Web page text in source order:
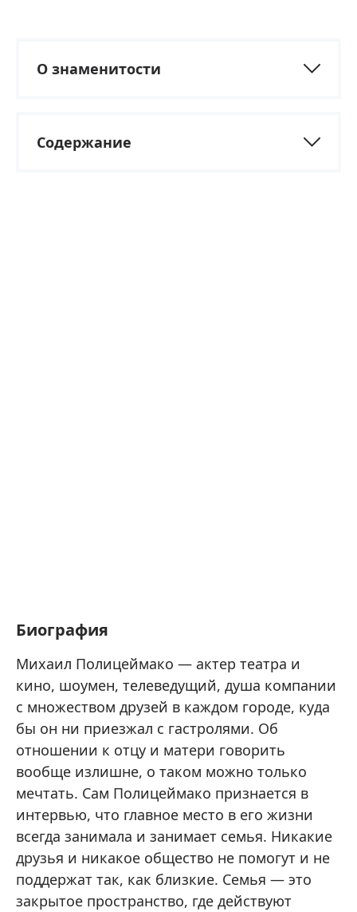
О знаменитости
Содержание
Биография
Михаил Полицеймако — актер театра и
кино, шоумен, телеведущий, душа компании
с множеством друзей в каждом городе, куда
бы он ни приезжал с гастролями. Об
отношении к отцу и матери говорить
вообще излишне, о таком можно только
мечтать. Сам Полицеймако признается в
интервью, что главное место в его жизни
всегда занимала и занимает семья. Никакие
друзья и никакое общество не помогут и не
поддержат так, как близкие. Семья — это
закрытое пространство, где действуют